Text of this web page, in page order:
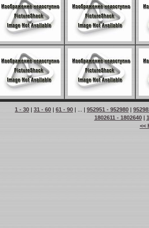
1 - 30 | 31 - 60 | 61 - 90 | ... | 952951 - 952980 |
1802611 - 1802640|
<<